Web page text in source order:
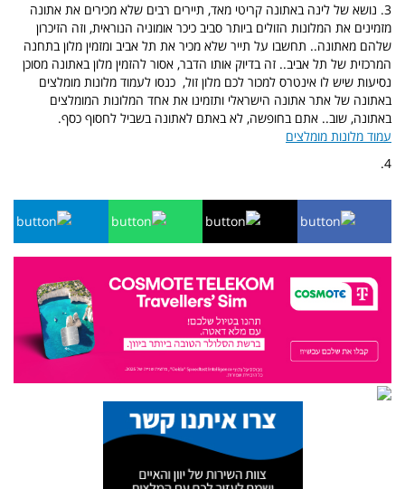
3. נושא של לינה באתונה קריטי מאד, תיירים רבים שלא מכירים את אתונה
מזמינים את המלונות הזולים ביותר סביב כיכר אומוניה הנוראית, וזה הזיכרון
שלהם מאתונה.. תחשבו על תייר שלא מכיר את תל אביב ומזמין מלון בתחנה
המרכזית של תל אביב.. זה בדיוק אותו הדבר, אסור להזמין מלון באתונה מסוכן
נסיעות שיש לו אינטרס למכור לכם מלון זול, כנסו לעמוד מלונות מומלצים
באתונה של אתר אתונה הישראלי ותזמינו את אחד המלונות המומלצים
באתונה, שוב.. אתם בחופשה, לא באתם לאתונה בשביל לחסוף כסף.
עמוד מלונות מומלצים
4.